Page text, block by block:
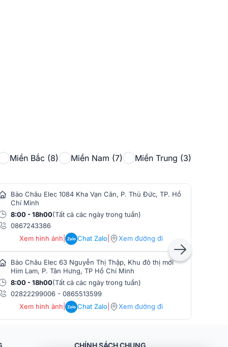
Miền Bắc (8) Miền Nam (7) Miền Trung (3)
Bảo Châu Elec 1084 Kha Vạn Cân, P. Thủ Đức, TP. Hồ
Chí Minh
8:00 - 18h00(Tất cả các ngày trong tuần)
0867243386
Xem hình ảnh | Zalo Chat Zalo Xem đường đi
Bảo Châu Elec 63 Nguyễn Thị Thập, Khu đô thị mới
Him Lam, P. Tân Hưng, TP Hồ Chí Minh
8:00 - 18h00(Tất cả các ngày trong tuần)
02822299006- 0865513599
Xem hình ảnh | Zalo Chat Zalo Xem đường đi